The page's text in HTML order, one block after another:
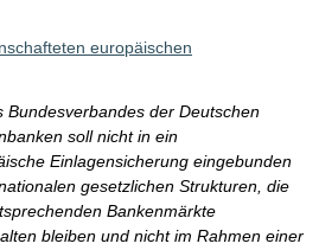
europäischen
Bundesverbandes der Deutschen
soll nicht in ein
Einlagensicherung eingebunden
gesetzlichen Strukturen, die
Bankenmärkte
bleiben und nicht im Rahmen einer